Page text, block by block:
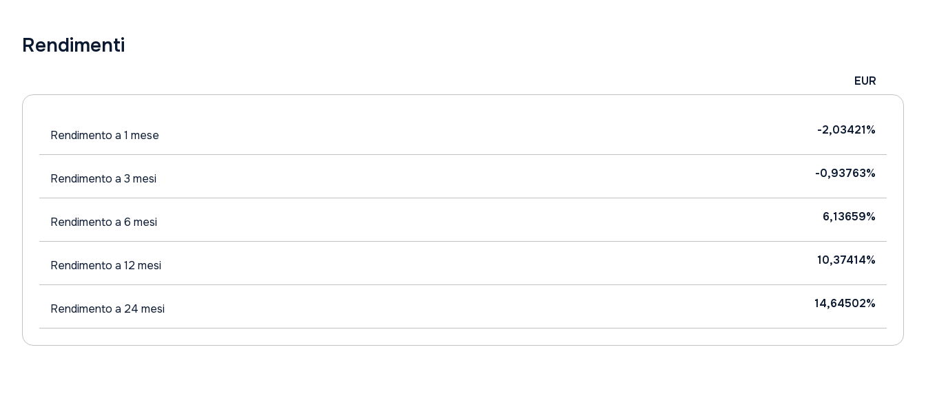
Rendimenti
EUR
Rendimento a 1 mese -2,03421%
Rendimento a 3 mesi -0,93763%
Rendimento a 6 mesi 6,13659%
Rendimento a 12 mesi 10,37414%
Rendimento a 24 mesi 14,64502%